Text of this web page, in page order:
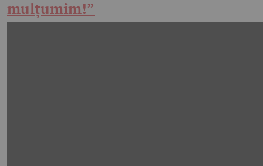
mulțumim!”